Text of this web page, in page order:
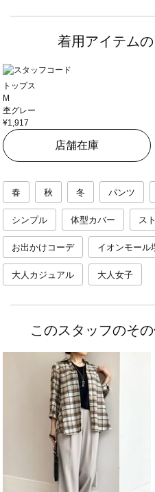
着用アイテム
トップス
M
杢グレー
¥1,917
店舗在庫
春 秋 冬 パンツ
シンプル 体型カバー ス
お出かけコーデ イオンモール
大人カジュアル 大人女子
このスタッフのそ